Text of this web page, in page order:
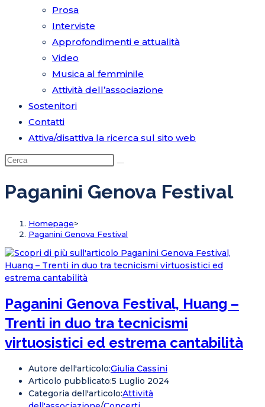
Prosa
Interviste
Approfondimenti e attualità
Video
Musica al femminile
Attività dell’associazione
Sostenitori
Contatti
Attiva/disattiva la ricerca sul sito web
Paganini Genova Festival
Homepage>
Paganini Genova Festival
Paganini Genova Festival, Huang –
Trenti in duo tra tecnicismi
virtuosistici ed estrema cantabilità
Autore dell'articolo:Giulia Cassini
Articolo pubblicato:5 Luglio 2024
Categoria dell'articolo:Attività